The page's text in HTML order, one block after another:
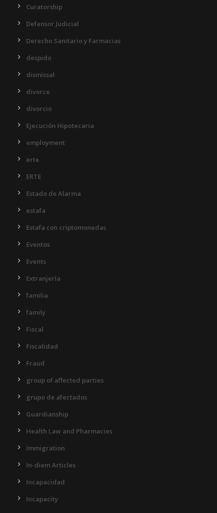
Curatorship
Defensor Judicial
Derecho Sanitario y Farmacias
despido
dismissal
divorce
divorcio
Ejecución Hipotecaria
employment
erte
ERTE
Estado de Alarma
estafa
Estafa con criptomonedas
Eventos
Events
Extranjería
familia
family
Fiscal
Fiscalidad
Fraud
group of affected parties
grupo de afectados
Guardianship
Health Law and Pharmacies
Immigration
In-diem Articles
Incapacidad
Incapacity